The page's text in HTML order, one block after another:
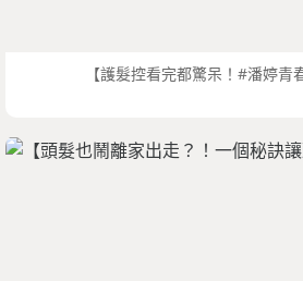
【護髮控看完都驚呆！#潘婷青